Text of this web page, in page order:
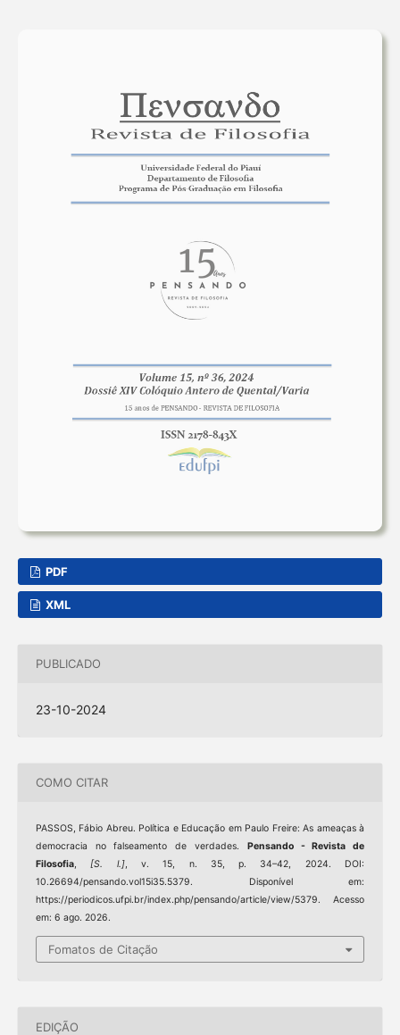
PDF
XML
PUBLICADO
23-10-2024
COMO CITAR
PASSOS, Fábio Abreu. Política e Educação em Paulo Freire: As ameaças à
democracia no falseamento de verdades. Pensando - Revista de
Filosofia,[S. l.], v. 15, n. 35, p. 34–42, 2024. DOI:
10.26694/pensando.vol15i35.5379. Disponível em:
https://periodicos.ufpi.br/index.php/pensando/article/view/5379. Acesso
em: 6 ago. 2026.
Fomatos de Citação
EDIÇÃO